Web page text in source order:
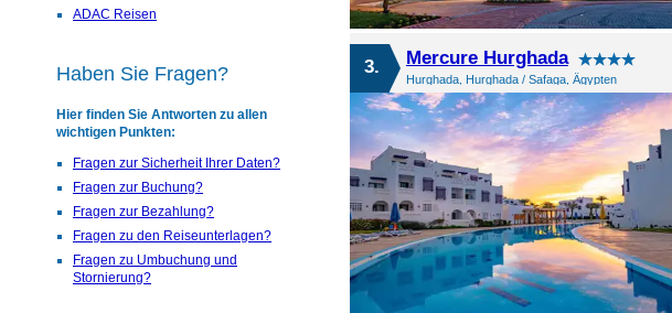
3. Mercure Hurghada
Hurghada, Hurghada / Safaga, Ägypten
ADAC Reisen
Haben Sie Fragen?
Hier finden Sie Antworten zu allen
wichtigen Punkten:
Fragen zur Sicherheit Ihrer Daten?
Fragen zur Buchung?
Fragen zur Bezahlung?
Fragen zu den Reiseunterlagen?
Fragen zu Umbuchung und
Stornierung?